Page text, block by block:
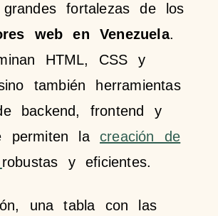
fortalezas de los
web en Venezuela.
HTML, CSS y
también herramientas
backend, frontend y
permiten lacreación de
robustas y eficientes.
una tabla con las